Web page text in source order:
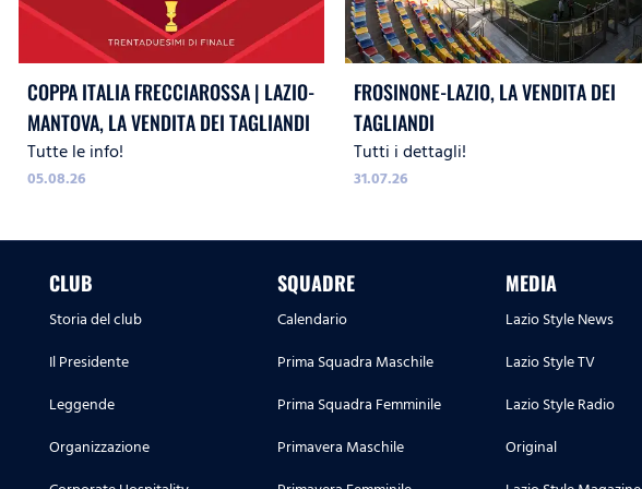
COPPA ITALIA FRECCIAROSSA | LAZIO-
MANTOVA, LA VENDITA DEI TAGLIANDI
Tutte le info!
05.08.26
FROSINONE-LAZIO, LA VENDITA DEI
TAGLIANDI
Tutti i dettagli!
31.07.26
CLUB
Storia del club
Il Presidente
Leggende
Organizzazione
SQUADRE
Calendario
Prima Squadra Maschile
Prima Squadra Femminile
Primavera Maschile
MEDIA
Lazio Style News
Lazio Style TV
Lazio Style Radio
Original